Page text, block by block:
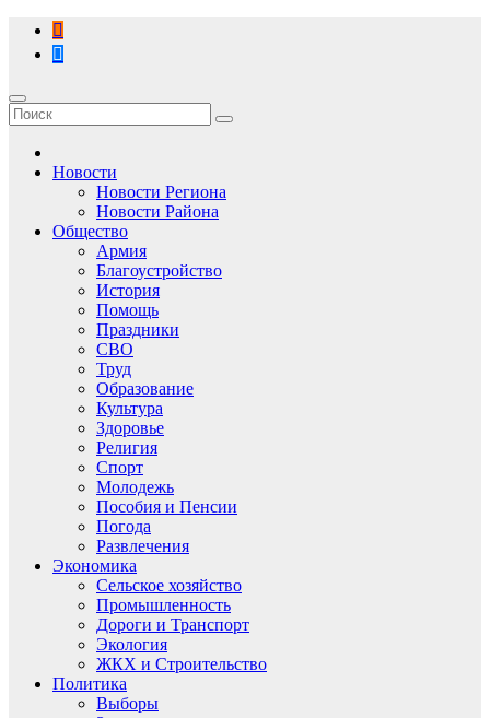
Перейти
содержимому
Новости
Новости Региона
Новости Района
Общество
Армия
Благоустройство
История
Помощь
Праздники
СВО
Труд
Образование
Культура
Здоровье
Религия
Спорт
Молодежь
Пособия и Пенсии
Погода
Развлечения
Экономика
Сельское хозяйство
Промышленность
Дороги и Транспорт
Экология
ЖКХ и Строительство
Политика
Выборы